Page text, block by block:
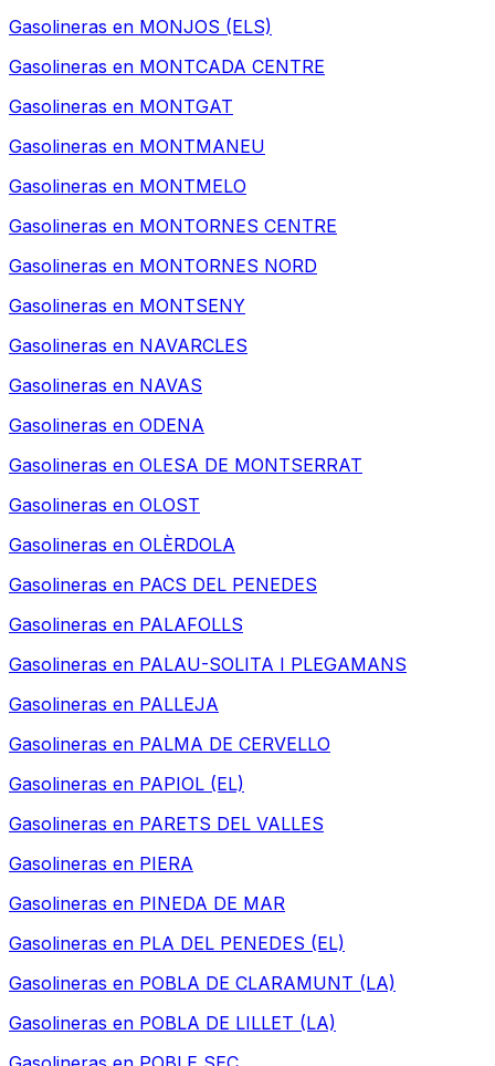
Gasolineras en MONJOS (ELS)
Gasolineras en MONTCADA CENTRE
Gasolineras en MONTGAT
Gasolineras en MONTMANEU
Gasolineras en MONTMELO
Gasolineras en MONTORNES CENTRE
Gasolineras en MONTORNES NORD
Gasolineras en MONTSENY
Gasolineras en NAVARCLES
Gasolineras en NAVAS
Gasolineras en ODENA
Gasolineras en OLESA DE MONTSERRAT
Gasolineras en OLOST
Gasolineras en OLÈRDOLA
Gasolineras en PACS DEL PENEDES
Gasolineras en PALAFOLLS
Gasolineras en PALAU-SOLITA I PLEGAMANS
Gasolineras en PALLEJA
Gasolineras en PALMA DE CERVELLO
Gasolineras en PAPIOL (EL)
Gasolineras en PARETS DEL VALLES
Gasolineras en PIERA
Gasolineras en PINEDA DE MAR
Gasolineras en PLA DEL PENEDES (EL)
Gasolineras en POBLA DE CLARAMUNT (LA)
Gasolineras en POBLA DE LILLET (LA)